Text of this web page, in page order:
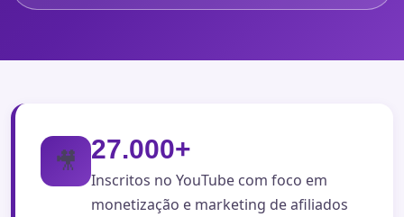
🎥 27.000+
Inscritos no YouTube com foco em
monetização e marketing de afiliados